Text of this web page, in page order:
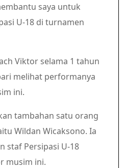
saya untuk
U-18 di turnamen
Viktor selama 1 tahun
melihat performanya
ini.
tambahan satu orang
Wildan Wicaksono. Ia
staf Persipasi U-18
musim ini.